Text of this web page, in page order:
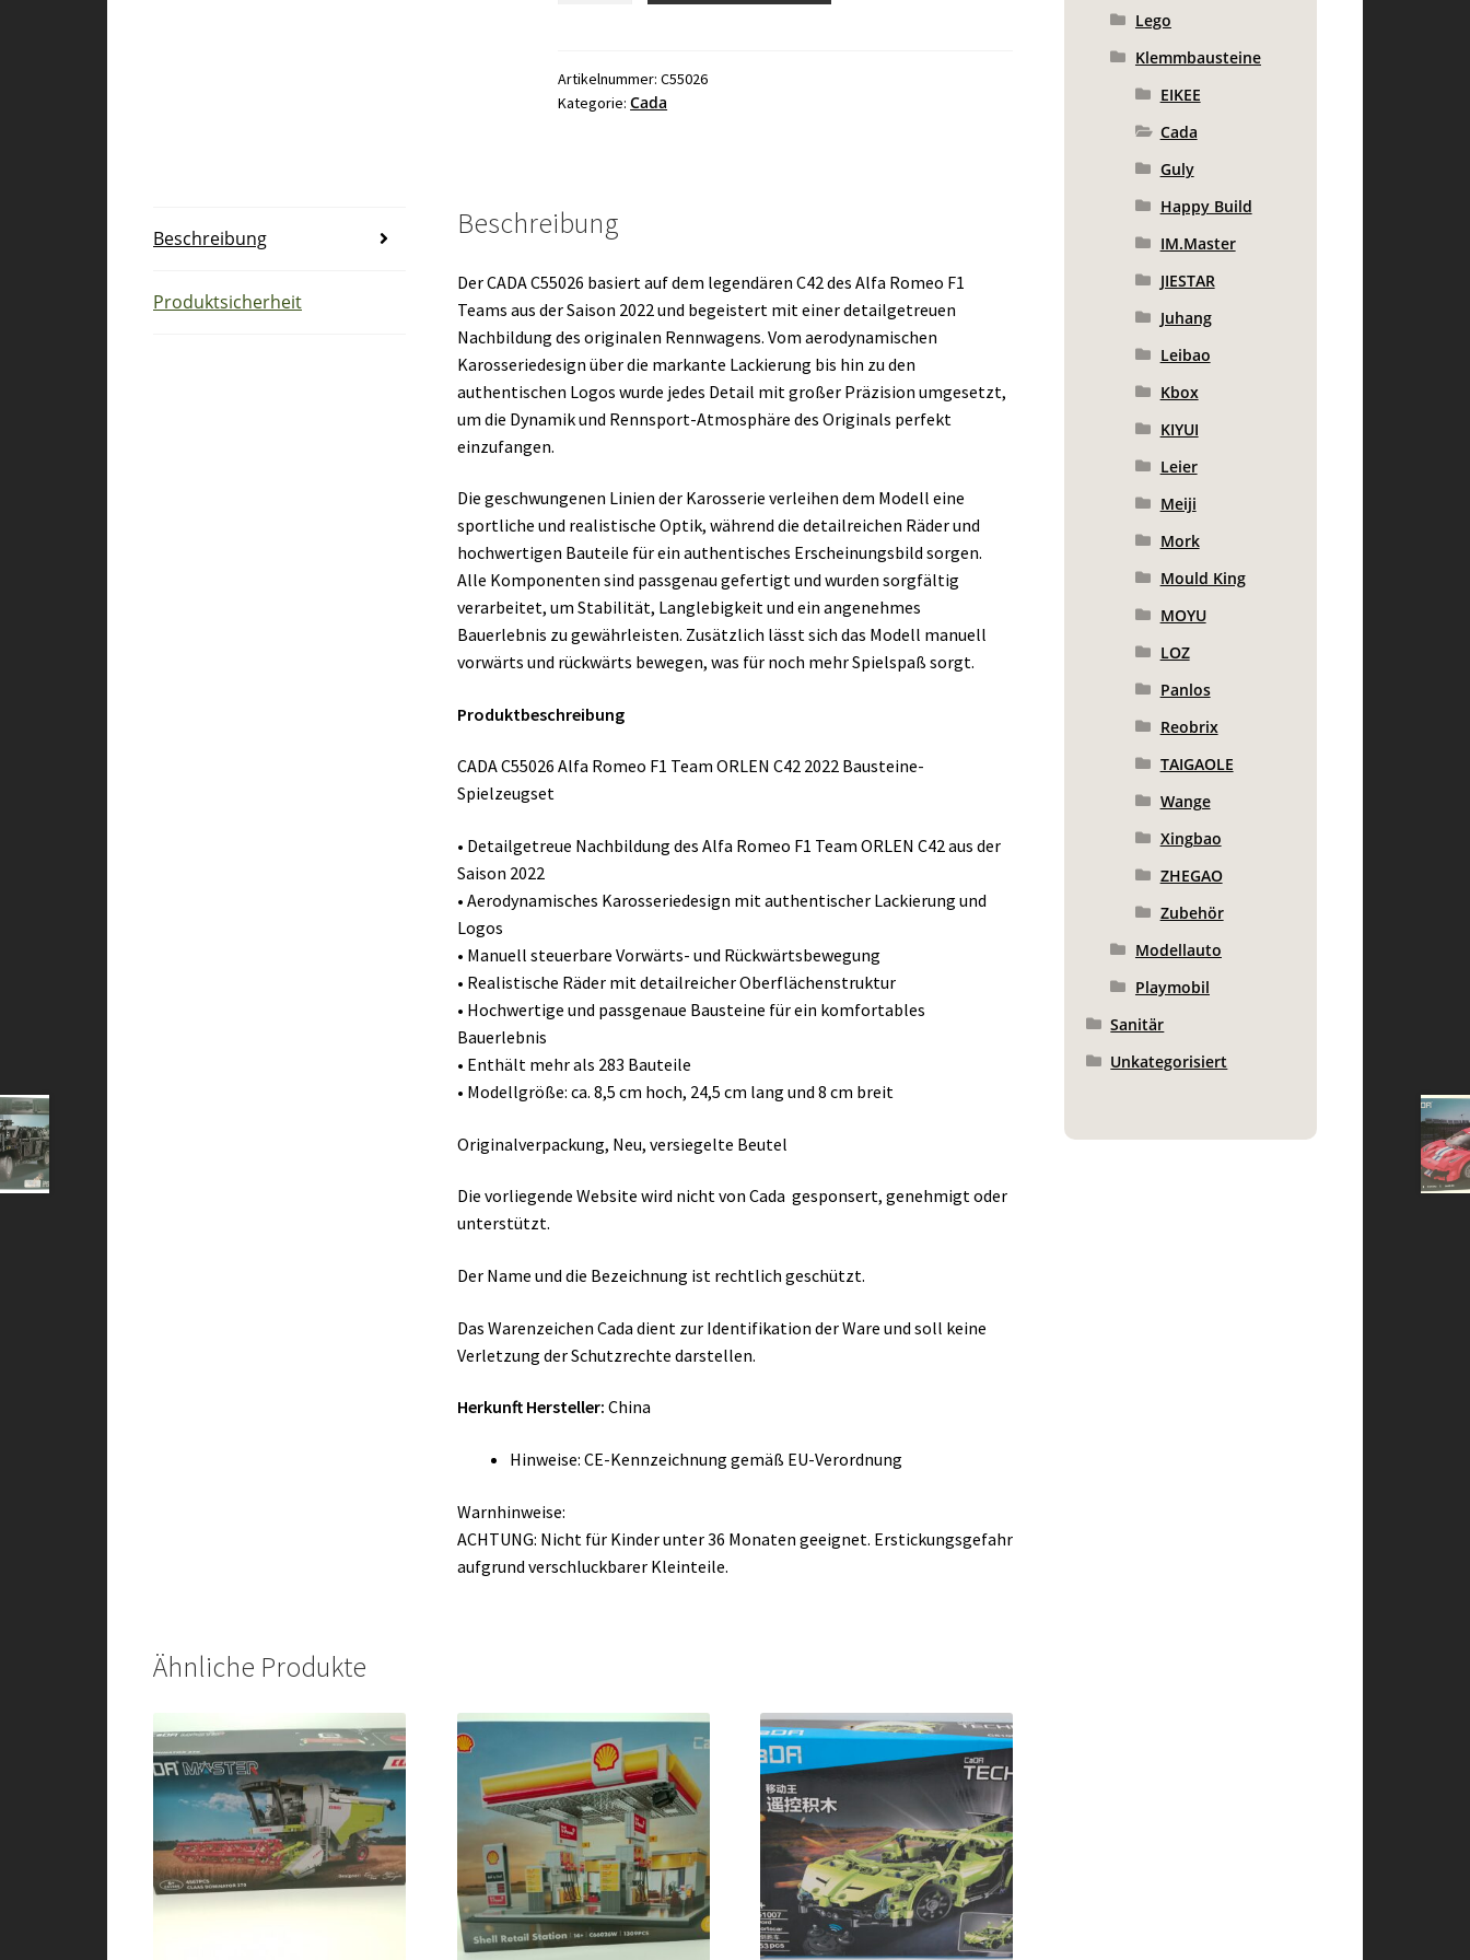
F1
Team
statisch
Menge
Artikelnummer:C55026
Kategorie:Cada
Beschreibung
Produktsicherheit
Beschreibung
Der CADA C55026 basiert auf dem legendären C42 des Alfa Romeo F1
Teams aus der Saison 2022 und begeistert mit einer detailgetreuen
Nachbildung des originalen Rennwagens. Vom aerodynamischen
Karosseriedesign über die markante Lackierung bis hin zu den
authentischen Logos wurde jedes Detail mit großer Präzision umgesetzt,
um die Dynamik und Rennsport-Atmosphäre des Originals perfekt
einzufangen.
Die geschwungenen Linien der Karosserie verleihen dem Modell eine
sportliche und realistische Optik, während die detailreichen Räder und
hochwertigen Bauteile für ein authentisches Erscheinungsbild sorgen.
Alle Komponenten sind passgenau gefertigt und wurden sorgfältig
verarbeitet, um Stabilität, Langlebigkeit und ein angenehmes
Bauerlebnis zu gewährleisten. Zusätzlich lässt sich das Modell manuell
vorwärts und rückwärts bewegen, was für noch mehr Spielspaß sorgt.
Produktbeschreibung
CADA C55026 Alfa Romeo F1 Team ORLEN C42 2022 Bausteine-
Spielzeugset
• Detailgetreue Nachbildung des Alfa Romeo F1 Team ORLEN C42 aus der
Saison 2022
• Aerodynamisches Karosseriedesign mit authentischer Lackierung und
Logos
• Manuell steuerbare Vorwärts- und Rückwärtsbewegung
• Realistische Räder mit detailreicher Oberflächenstruktur
• Hochwertige und passgenaue Bausteine für ein komfortables
Bauerlebnis
• Enthält mehr als 283 Bauteile
• Modellgröße: ca. 8,5 cm hoch, 24,5 cm lang und 8 cm breit
Originalverpackung, Neu, versiegelte Beutel
Die vorliegende Website wird nicht von Cada gesponsert, genehmigt oder
unterstützt.
Der Name und die Bezeichnung ist rechtlich geschützt.
Das Warenzeichen Cada dient zur Identifikation der Ware und soll keine
Verletzung der Schutzrechte darstellen.
Herkunft Hersteller: China
Hinweise: CE-Kennzeichnung gemäß EU-Verordnung
Warnhinweise:
ACHTUNG: Nicht für Kinder unter 36 Monaten geeignet. Erstickungsgefahr
aufgrund verschluckbarer Kleinteile.
Ähnliche Produkte
Lego
Klemmbausteine
EIKEE
Cada
Guly
Happy Build
IM.Master
JIESTAR
Juhang
Leibao
Kbox
KIYUI
Leier
Meiji
Mork
Mould King
MOYU
LOZ
Panlos
Reobrix
TAIGAOLE
Wange
Xingbao
ZHEGAO
Zubehör
Modellauto
Playmobil
Sanitär
Unkategorisiert